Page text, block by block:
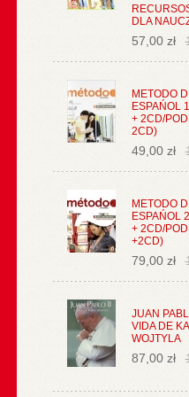
DLA
57,00 zł
METODO
ESPAŃOL
+ 2CD/
2CD)
49,00 zł
METODO
ESPAŃOL
+ 2CD/
+2CD)
79,00 zł
JUAN
VIDA DE
WOJTYLA
87,00 zł